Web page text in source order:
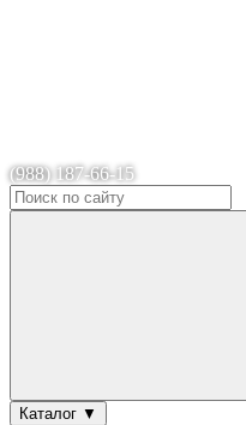
(988) 187-66-15
Каталог ▼